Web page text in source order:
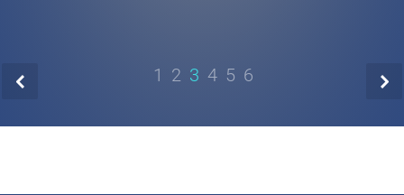
1 2 3 4 5 6